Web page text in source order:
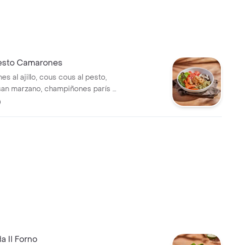
Camarones
al ajillo, cous cous al pesto,
marzano, champiñones parís y
rostizadas sobre lechuga
Il Forno